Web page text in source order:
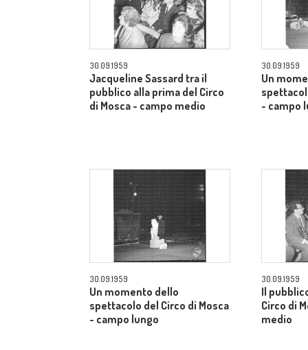
30.09.1959
Jacqueline Sassard tra il
pubblico alla prima del Circo
di Mosca - campo medio
30.09.1959
Un
- campo
30.09.1959
Un momento dello
spettacolo del Circo di Mosca
- campo lungo
30.09.1959
Il
Circo di
medio